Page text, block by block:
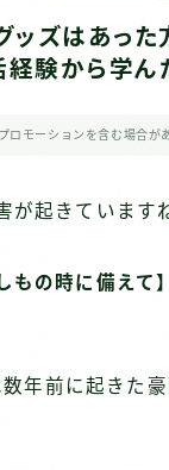
ッズはあった
験から学ん
ロモーションを含む場合が
が起きています
もの時に備えて
年前に起きた